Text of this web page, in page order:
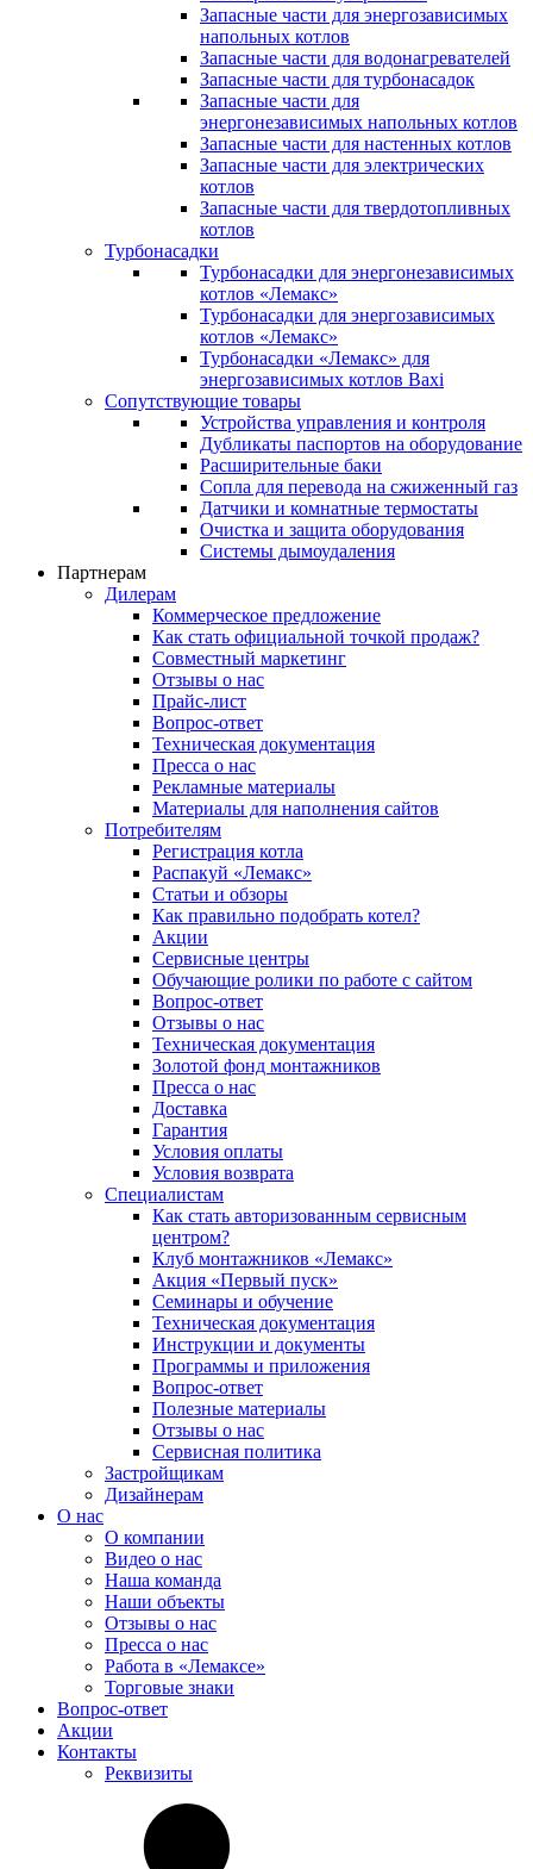
Запасные части для энергозависимых
напольных котлов
Запасные части для водонагревателей
Запасные части для турбонасадок
Запасные части для
энергонезависимых напольных котлов
Запасные части для настенных котлов
Запасные части для электрических
котлов
Запасные части для твердотопливных
котлов
Турбонасадки
Турбонасадки для энергонезависимых
котлов «Лемакс»
Турбонасадки для энергозависимых
котлов «Лемакс»
Турбонасадки «Лемакс» для
энергозависимых котлов Baxi
Сопутствующие товары
Устройства управления и контроля
Дубликаты паспортов на оборудование
Расширительные баки
Сопла для перевода на сжиженный газ
Датчики и комнатные термостаты
Очистка и защита оборудования
Системы дымоудаления
Партнерам
Дилерам
Коммерческое предложение
Как стать официальной точкой продаж?
Совместный маркетинг
Отзывы о нас
Прайс-лист
Вопрос-ответ
Техническая документация
Пресса о нас
Рекламные материалы
Материалы для наполнения сайтов
Потребителям
Регистрация котла
Распакуй «Лемакс»
Статьи и обзоры
Как правильно подобрать котел?
Акции
Сервисные центры
Обучающие ролики по работе с сайтом
Вопрос-ответ
Отзывы о нас
Техническая документация
Золотой фонд монтажников
Пресса о нас
Доставка
Гарантия
Условия оплаты
Условия возврата
Специалистам
Как стать авторизованным сервисным
центром?
Клуб монтажников «Лемакс»
Акция «Первый пуск»
Семинары и обучение
Техническая документация
Инструкции и документы
Программы и приложения
Вопрос-ответ
Полезные материалы
Отзывы о нас
Сервисная политика
Застройщикам
Дизайнерам
О нас
О компании
Видео о нас
Наша команда
Наши объекты
Отзывы о нас
Пресса о нас
Работа в «Лемаксе»
Торговые знаки
Вопрос-ответ
Акции
Контакты
Реквизиты